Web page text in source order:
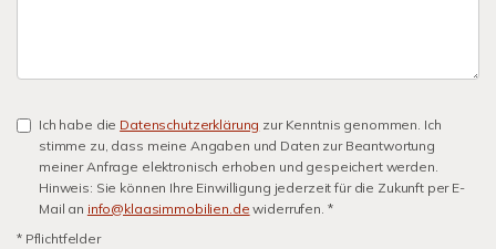
Ich habe die Datenschutzerklärung zur Kenntnis genommen. Ich
stimme zu, dass meine Angaben und Daten zur Beantwortung
meiner Anfrage elektronisch erhoben und gespeichert werden.
Hinweis: Sie können Ihre Einwilligung jederzeit für die Zukunft per E-
Mail an info@klaasimmobilien.de widerrufen. *
* Pflichtfelder